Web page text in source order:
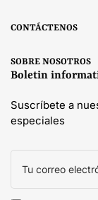
CONTÁCTENOS
SOBRE NOSOTROS
Boletin
Suscríbete a
especiales
Tu
correo